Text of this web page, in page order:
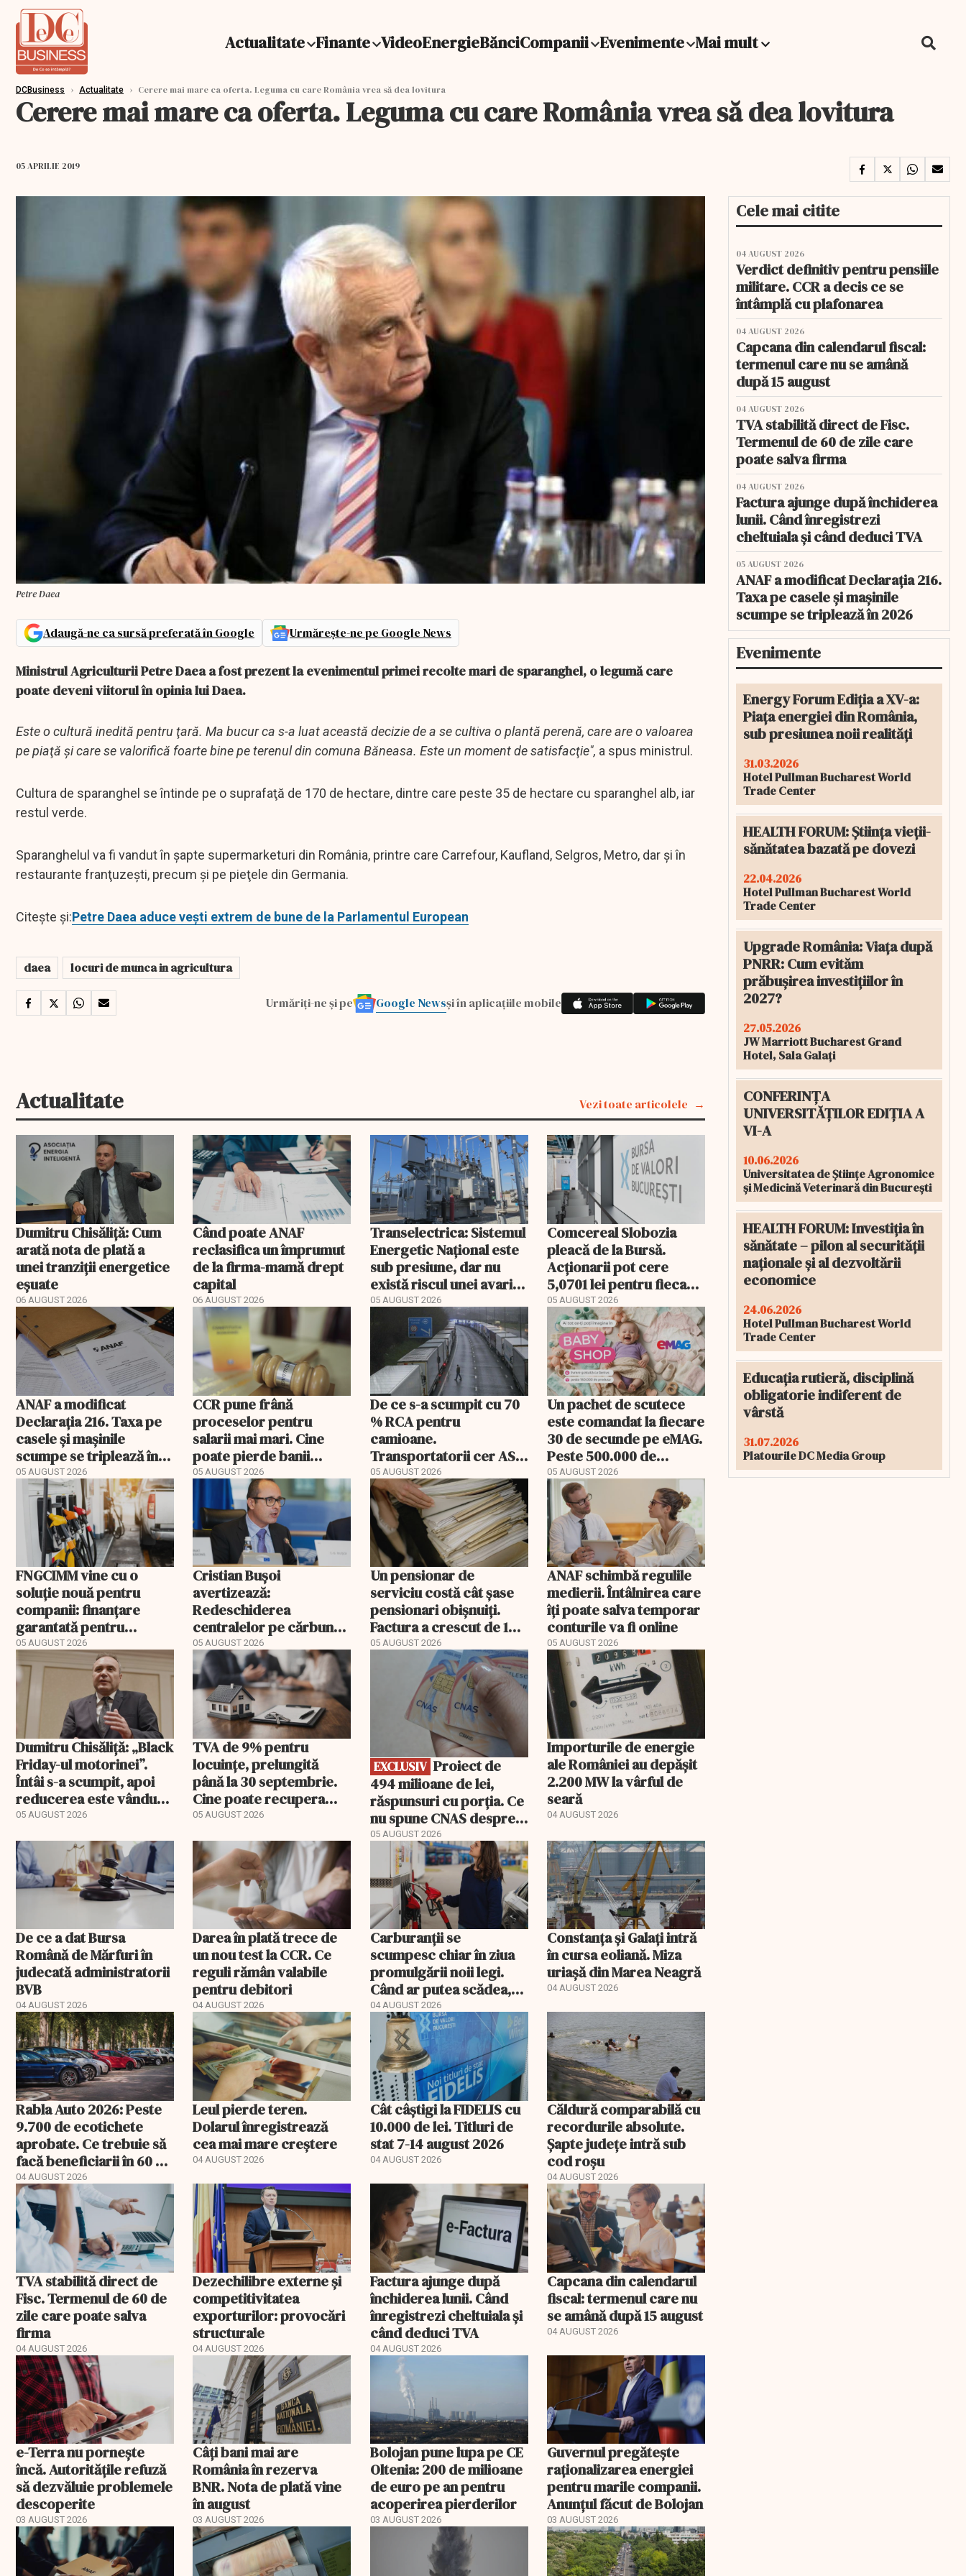
Actualitate Finante VideoEnergieBănciCompanii Evenimente Mai mult
DCBusiness › Actualitate › Cerere mai mare ca oferta. Leguma cu care România vrea să dea lovitura
Cerere mai mare ca oferta. Leguma cu care România vrea să dea lovitura
05 APRILIE 2019
Petre Daea
Adaugă-ne ca sursă preferată în Google Urmărește-ne pe Google News
Ministrul Agriculturii Petre Daea a fost prezent la evenimentul primei recolte mari de sparanghel, o legumă care
poate deveni viitorul în opinia lui Daea.
Este o cultură inedită pentru ţară. Ma bucur ca s-a luat această decizie de a se cultiva o plantă perenă, care are o valoarea
pe piaţă şi care se valorifică foarte bine pe terenul din comuna Băneasa. Este un moment de satisfacţie", a spus ministrul.
Cultura de sparanghel se întinde pe o suprafaţă de 170 de hectare, dintre care peste 35 de hectare cu sparanghel alb, iar
restul verde.
Sparanghelul va fi vandut în şapte supermarketuri din România, printre care Carrefour, Kaufland, Selgros, Metro, dar şi în
restaurante franţuzeşti, precum şi pe pieţele din Germania.
Citește și:Petre Daea aduce vești extrem de bune de la Parlamentul European
daea locuri de munca in agricultura
Urmăriți-ne și pe Google Newsși în aplicațiile mobile
Actualitate Vezi toate articolele
Dumitru Chisăliță: Cum
arată nota de plată a
unei tranziții energetice
eșuate
06 AUGUST 2026
Când poate ANAF
reclasifica un împrumut
de la firma-mamă drept
capital
06 AUGUST 2026
Transelectrica: Sistemul
Energetic Național este
sub presiune, dar nu
există riscul unei avarii
majore
05 AUGUST 2026
Comcereal Slobozia
pleacă de la Bursă.
Acționarii pot cere
5,0701 lei pentru fiecare
acțiune
05 AUGUST 2026
ANAF a modificat
Declarația 216. Taxa pe
casele și mașinile
scumpe se triplează în
2026
05 AUGUST 2026
CCR pune frână
proceselor pentru
salarii mai mari. Cine
poate pierde banii
ceruți statului
05 AUGUST 2026
De ce s-a scumpit cu 70
% RCA pentru
camioane.
Transportatorii cer ASF
să publice tarifele
05 AUGUST 2026
Un pachet de scutece
este comandat la fiecare
30 de secunde pe eMAG.
Peste 500.000 de
comenzi pentru
bebeluși au fost cu
livrare a doua
05 AUGUST 2026
FNGCIMM vine cu o
soluție nouă pentru
companii: finanțare
garantată pentru
carburant și transport
05 AUGUST 2026
Cristian Bușoi
avertizează:
Redeschiderea
centralelor pe cărbune
poate costa România
peste un miliard de euro
05 AUGUST 2026
Un pensionar de
serviciu costă cât șase
pensionari obișnuiți.
Factura a crescut de 14
ori mai repede
05 AUGUST 2026
ANAF schimbă regulile
medierii. Întâlnirea care
îți poate salva temporar
conturile va fi online
05 AUGUST 2026
Dumitru Chisăliță: „Black
Friday-ul motorinei”.
Întâi s-a scumpit, apoi
reducerea este vândută
drept ajutor
05 AUGUST 2026
TVA de 9% pentru
locuințe, prelungită
până la 30 septembrie.
Cine poate recupera
diferența de taxă
05 AUGUST 2026
EXCLUSIV
EXCLUSIV
494 milioane de lei,
răspunsuri cu porția. Ce
nu spune CNAS despre
noul PIAS
05 AUGUST 2026
Importurile de energie
ale României au depășit
2.200 MW la vârful de
seară
04 AUGUST 2026
De ce a dat Bursa
Română de Mărfuri în
judecată administratorii
BVB
04 AUGUST 2026
Darea în plată trece de
un nou test la CCR. Ce
reguli rămân valabile
pentru debitori
04 AUGUST 2026
Carburanții se
scumpesc chiar în ziua
promulgării noii legi.
Când ar putea scădea,
de fapt, prețul
motorinei
04 AUGUST 2026
Constanța și Galați intră
în cursa eoliană. Miza
uriașă din Marea Neagră
04 AUGUST 2026
Rabla Auto 2026: Peste
9.700 de ecotichete
aprobate. Ce trebuie să
facă beneficiarii în 60 de
zile
04 AUGUST 2026
Leul pierde teren.
Dolarul înregistrează
cea mai mare creștere
04 AUGUST 2026
Cât câștigi la FIDELIS cu
10.000 de lei. Titluri de
stat 7-14 august 2026
04 AUGUST 2026
Căldură comparabilă cu
recordurile absolute.
Șapte județe intră sub
cod roșu
04 AUGUST 2026
TVA stabilită direct de
Fisc. Termenul de 60 de
zile care poate salva
firma
04 AUGUST 2026
Dezechilibre externe și
competitivitatea
exporturilor: provocări
structurale
04 AUGUST 2026
Factura ajunge după
închiderea lunii. Când
înregistrezi cheltuiala și
când deduci TVA
04 AUGUST 2026
Capcana din calendarul
fiscal: termenul care nu
se amână după 15 august
04 AUGUST 2026
e-Terra nu pornește
încă. Autoritățile refuză
să dezvăluie problemele
descoperite
03 AUGUST 2026
Câți bani mai are
România în rezerva
BNR. Nota de plată vine
în august
03 AUGUST 2026
Bolojan pune lupa pe CE
Oltenia: 200 de milioane
de euro pe an pentru
acoperirea pierderilor
03 AUGUST 2026
Guvernul pregătește
raționalizarea energiei
pentru marile companii.
Anunțul făcut de Bolojan
03 AUGUST 2026
Cele mai citite
04 AUGUST 2026
Verdict definitiv pentru pensiile
militare. CCR a decis ce se
întâmplă cu plafonarea
04 AUGUST 2026
Capcana din calendarul fiscal:
termenul care nu se amână
după 15 august
04 AUGUST 2026
TVA stabilită direct de Fisc.
Termenul de 60 de zile care
poate salva firma
04 AUGUST 2026
Factura ajunge după închiderea
lunii. Când înregistrezi
cheltuiala și când deduci TVA
05 AUGUST 2026
ANAF a modificat Declarația 216.
Taxa pe casele și mașinile
scumpe se triplează în 2026
Evenimente
Energy Forum Ediția a XV-a:
Piața energiei din România,
sub presiunea noii realități
31.03.2026
Hotel Pullman Bucharest World
Trade Center
HEALTH FORUM: Știința vieții-
sănătatea bazată pe dovezi
22.04.2026
Hotel Pullman Bucharest World
Trade Center
Upgrade România: Viața după
PNRR: Cum evităm
prăbușirea investițiilor în
2027?
27.05.2026
JW Marriott Bucharest Grand
Hotel, Sala Galați
CONFERINȚA
UNIVERSITĂȚILOR EDIȚIA A
VI-A
10.06.2026
Universitatea de Științe Agronomice
și Medicină Veterinară din București
HEALTH FORUM: Investiția în
sănătate – pilon al securității
naționale și al dezvoltării
economice
24.06.2026
Hotel Pullman Bucharest World
Trade Center
Educația rutieră, disciplină
obligatorie indiferent de
vârstă
31.07.2026
Platourile DC Media Group